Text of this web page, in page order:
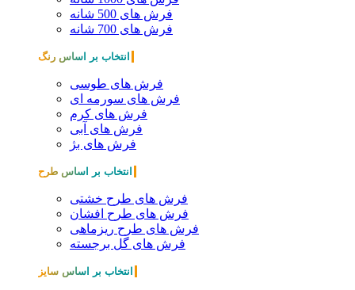
فرش های 500 شانه
فرش های 700 شانه
انتخاب بر اساس رنگ
فرش های طوسی
فرش های سورمه ای
فرش های کرم
فرش های آبی
فرش های بژ
انتخاب بر اساس طرح
فرش های طرح خشتی
فرش های طرح افشان
فرش های طرح ریزماهی
فرش های گل برجسته
انتخاب بر اساس سایز